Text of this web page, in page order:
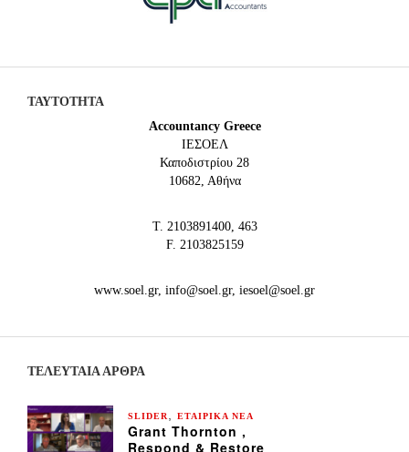
ΤΑΥΤΟΤΗΤΑ
Accountancy Greece
IEΣΟΕΛ
Καποδιστρίου 28
10682, Αθήνα
Τ. 2103891400, 463
F. 2103825159
www.soel.gr, info@soel.gr, iesoel@soel.gr
ΤΕΛΕΥΤΑΙΑ ΆΡΘΡΑ
SLIDER ΕΤΑΙΡΙΚΑ ΝΕΑ
Grant Thornton ,
Respond & Restore